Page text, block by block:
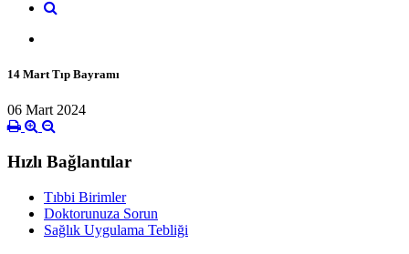
14 Mart Tıp Bayramı
06 Mart 2024
Hızlı Bağlantılar
Tıbbi Birimler
Doktorunuza Sorun
Sağlık Uygulama Tebliği